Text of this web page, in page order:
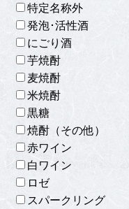
特定名称外
発泡･活性酒
にごり酒
芋焼酎
麦焼酎
米焼酎
黒糖
焼酎（その他）
赤ワイン
白ワイン
ロゼ
スパークリング